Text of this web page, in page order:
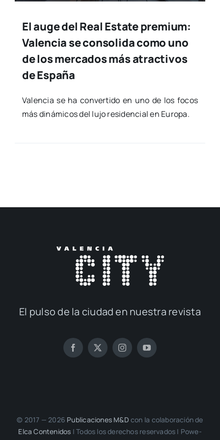
El auge del Real Estate premium:
Valencia se consolida como uno
de los mercados más atractivos
de España
Valen­cia se ha con­ver­ti­do en uno de los focos
más diná­mi­cos del lujo resi­den­cial en Euro­pa.
El pul­so de la ciu­dad en nues­tra revis­ta
© 2017 — 2026 Publi­ca­cio­nes M&D con la cola­bo­ra­ción de
Elca Con­te­ni­dos | Todos los dere­chos reser­va­dos | Powe­